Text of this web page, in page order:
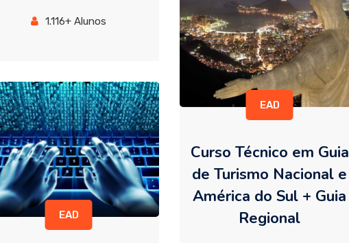
1.116+ Alunos
EAD
Curso Técnico em Guia
de Turismo Nacional e
América do Sul + Guia
Regional
EAD